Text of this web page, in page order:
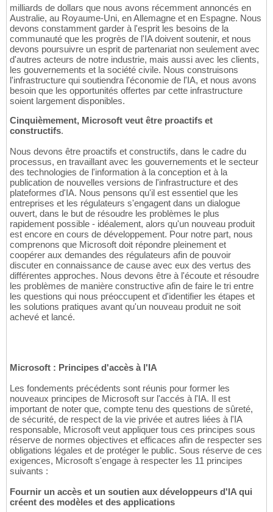
milliards de dollars que nous avons récemment annoncés en
Australie, au Royaume-Uni, en Allemagne et en Espagne. Nous
devons constamment garder à l'esprit les besoins de la
communauté que les progrès de l'IA doivent soutenir, et nous
devons poursuivre un esprit de partenariat non seulement avec
d'autres acteurs de notre industrie, mais aussi avec les clients,
les gouvernements et la société civile. Nous construisons
l'infrastructure qui soutiendra l'économie de l'IA, et nous avons
besoin que les opportunités offertes par cette infrastructure
soient largement disponibles.
Cinquièmement, Microsoft veut être proactifs et
constructifs.
Nous devons être proactifs et constructifs, dans le cadre du
processus, en travaillant avec les gouvernements et le secteur
des technologies de l'information à la conception et à la
publication de nouvelles versions de l'infrastructure et des
plateformes d'IA. Nous pensons qu'il est essentiel que les
entreprises et les régulateurs s'engagent dans un dialogue
ouvert, dans le but de résoudre les problèmes le plus
rapidement possible - idéalement, alors qu'un nouveau produit
est encore en cours de développement. Pour notre part, nous
comprenons que Microsoft doit répondre pleinement et
coopérer aux demandes des régulateurs afin de pouvoir
discuter en connaissance de cause avec eux des vertus des
différentes approches. Nous devons être à l'écoute et résoudre
les problèmes de manière constructive afin de faire le tri entre
les questions qui nous préoccupent et d'identifier les étapes et
les solutions pratiques avant qu'un nouveau produit ne soit
achevé et lancé.
Microsoft : Principes d'accès à l'IA
Les fondements précédents sont réunis pour former les
nouveaux principes de Microsoft sur l'accés à l'IA. Il est
important de noter que, compte tenu des questions de sûreté,
de sécurité, de respect de la vie privée et autres liées à l'IA
responsable, Microsoft veut appliquer tous ces principes sous
réserve de normes objectives et efficaces afin de respecter ses
obligations légales et de protéger le public. Sous réserve de ces
exigences, Microsoft s'engage à respecter les 11 principes
suivants :
Fournir un accès et un soutien aux développeurs d'IA qui
créent des modèles et des applications